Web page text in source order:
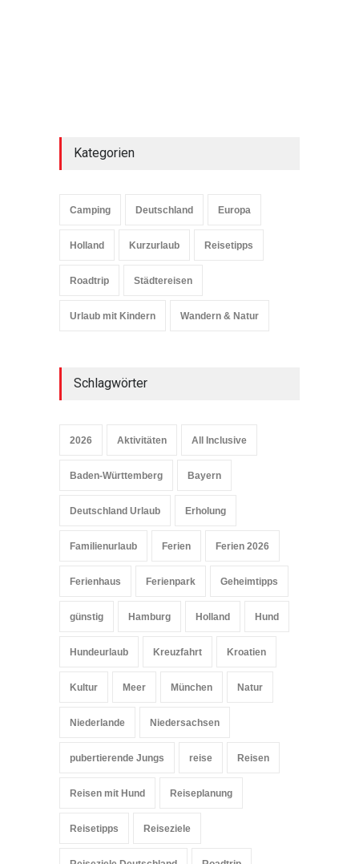
Kategorien
Camping Deutschland Europa
Holland Kurzurlaub Reisetipps
Roadtrip Städtereisen
Urlaub mit Kindern Wandern & Natur
Schlagwörter
2026 Aktivitäten All Inclusive
Baden-Württemberg Bayern
Deutschland Urlaub Erholung
Familienurlaub Ferien Ferien 2026
Ferienhaus Ferienpark Geheimtipps
günstig Hamburg Holland Hund
Hundeurlaub Kreuzfahrt Kroatien
Kultur Meer München Natur
Niederlande Niedersachsen
pubertierende Jungs reise Reisen
Reisen mit Hund Reiseplanung
Reisetipps Reiseziele